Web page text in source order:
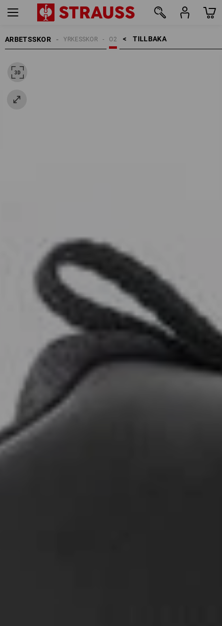
ARBETSSKOR TILLBAKA    >
O2
YRKESSKOR